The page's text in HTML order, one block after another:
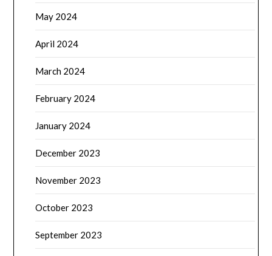
May 2024
April 2024
March 2024
February 2024
January 2024
December 2023
November 2023
October 2023
September 2023